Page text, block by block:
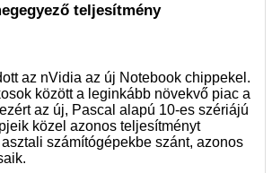
teljesítmény
az nVidia az új Notebook chippekel.
között a leginkább növekvő piac a
az új, Pascal alapú 10-es szériájú
közel azonos teljesítményt
számítógépekbe szánt, azonos